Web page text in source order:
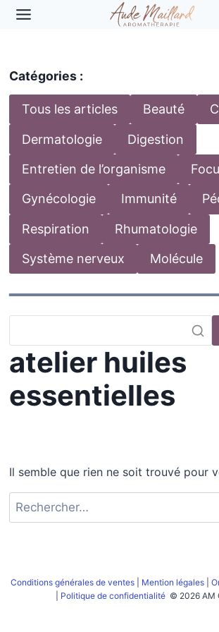
Aller
Catégories :
Tous les articles Beauté
Dermatologie Digestion
Entretien de l’organisme
Gynécologie Immunité
Respiration Rhumatologie
Système nerveux Molécule
atelier huiles
essentielles
Il semble que rien ne soit trouvé pour
Rechercher :
Conditions générales de ventes Mention légales
Politique de confidentialité © 2026 AM